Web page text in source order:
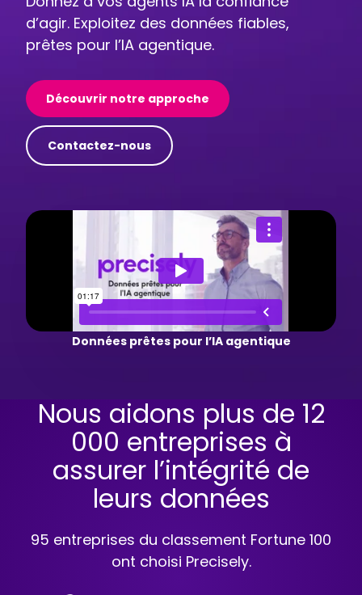
d’agir. Exploitez des données fiables,
prêtes pour l’IA agentique.
Découvrir notre approche
Contactez-nous
Données prêtes pour l’IA agentique
Nous aidons plus de 12
000 entreprises à
assurer l’intégrité de
leurs données
95 entreprises du classement Fortune 100
ont choisi Precisely.